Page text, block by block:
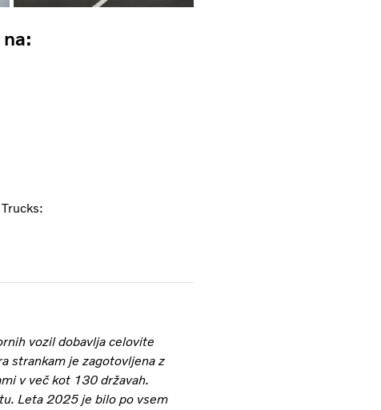
vozil dobavlja celovite
strankam je zagotovljena z
v več kot 130 državah.
Leta 2025 je bilo po vsem